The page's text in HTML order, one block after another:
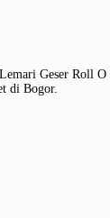
Geser Roll
di Bogor.